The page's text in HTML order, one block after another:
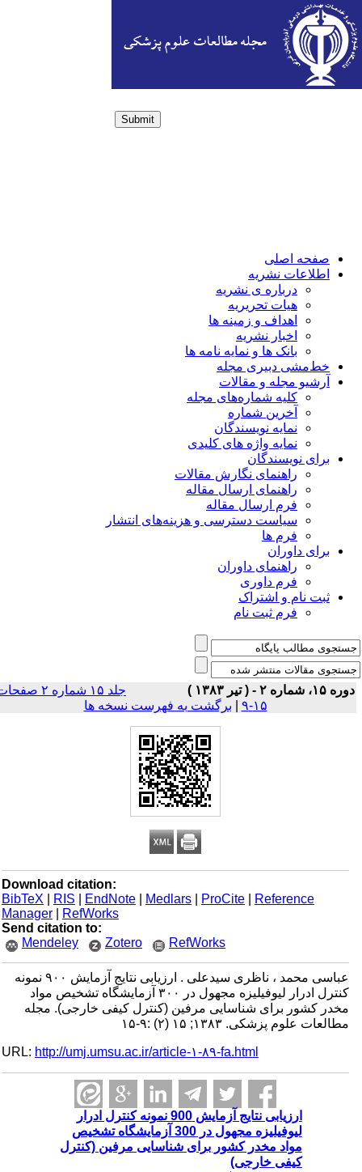
Submit
صفحه اصلی
اطلاعات نشریه
درباره ی نشریه
هیات تحریریه
اهداف و زمینه ها
اخبار نشریه
بانک ها و نمایه نامه ها
خط‌مشی دبیری مجله
آرشیو مجله و مقالات
کلیه شماره‌های مجله
آخرین شماره
نمایه نویسندگان
نمایه واژه های کلیدی
برای نویسندگان
راهنمای نگارش مقالات
راهنمای ارسال مقاله
فرم ارسال مقاله
سیاست دسترسی و هزینه‌های انتشار
فرم ها
برای داوران
راهنمای داوران
فرم داوری
ثبت نام و اشتراک
فرم ثبت نام
شماره ۲ - ( تير ۱۳۸۳ )
جلد ۱۵ شماره ۲ صفحات
۱۵-۹
| برگشت به فهرست نسخه ها
Download citation:
BibTeX
| RIS |EndNote |Medlars |ProCite |Reference
Manager
|RefWorks
Send citation to:
Mendeley
Zotero RefWorks
عباسی محمد ، ناظری سیدعلی . ارزیابی نتایج آزمایش ۹۰۰ نمونه
کنترل ادرار لیوفیلیزه مجهول در ۳۰۰ آزمایشگاه تشخیص مواد
مخدر کشور برای شناسایی مرفین (کنترل کیفی خارجی). مجله
مطالعات علوم پزشکی. ۱۳۸۳; ۱۵ (۲) :۹-۱۵
URL:http://umj.umsu.ac.ir/article-۱-۸۹-fa.html
ارزیابی نتایج آزمایش 900 نمونه کنترل ادرار
لیوفیلیزه مجهول در 300 آزمایشگاه تشخیص
مواد مخدر کشور برای شناسایی مرفین (کنترل
کیفی خارجی)